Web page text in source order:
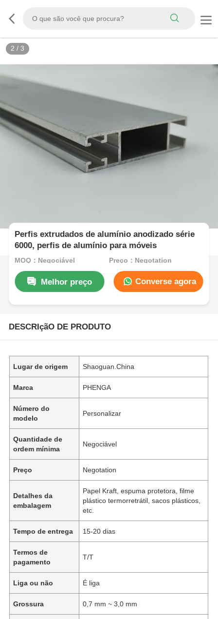
2 / 3
Perfis extrudados de alumínio anodizado série
6000, perfis de alumínio para móveis
MOQ：Negociável Preço：Negotation
Melhor preço Converse agora
DESCRIçãO DE PRODUTO
Lugar de origem Shaoguan.China
Marca PHENGA
Número do
modelo
Personalizar
Quantidade de
ordem mínima
Negociável
Preço Negotation
Detalhes da
embalagem
Papel Kraft, espuma protetora, filme
plástico termorretrátil, sacos plásticos,
etc.
Tempo de entrega 15-20 dias
Termos de
pagamento
T/T
Liga ou não É liga
Grossura 0,7 mm ~ 3,0 mm